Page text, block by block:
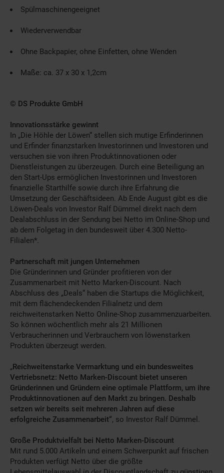
Spülmaschinengeeignet
Wiederverwendbar
Ohne Backpapier, ohne Einfetten, ohne Wenden
Maße: ca. 37 x 30 x 1,2cm
© DS Produkte GmbH
Innovationsstärke gewinnt
In „Die Höhle der Löwen“ stellen sich mutige Erfinderinnen
und Erfinder finanzstarken Investorinnen und Investoren und
versuchen sie von ihren Produktinnovationen oder
Dienstleistungen zu überzeugen. Durch eine Beteiligung an
den Start-Ups ermöglichen Investorinnen und Investoren
finanzielle Starthilfe sowie durch ihre Erfahrung die
Umsetzung der Geschäftsideen. Ab Ende August gibt es die
Löwen-Deals von Investor Ralf Dümmel direkt nach dem
Dealabschluss in der Sendung bei Netto im Online-Shop und
ab dem Folgetag in den bundesweit über 4.300 Netto-
Filialen*.
Partnerschaft mit jungen Unternehmen
Die Gründerinnen und Gründer profitieren von der
Zusammenarbeit mit Netto Marken-Discount. Nach
Abschluss des „Deals“ haben die Startups die Möglichkeit,
mit dem flächendeckenden Filialnetz und dem
reichweitenstarken Netto Online-Shop zusammenzuarbeiten.
So können wöchentlich mehr als 21 Millionen
Verbraucherinnen und Verbrauchern von löwenstarken
Produkten überzeugt werden.
„Reichweitenstarke Vermarktung und ein bundesweites
Vertriebsnetz: Netto Marken-Discount bietet unseren
Gründerinnen und Gründern eine optimale Plattform, um ihre
Produktinnovationen auf den Markt zu bringen. Deshalb
setzen wir bereits seit mehreren Jahren auf diese
erfolgreiche Zusammenarbeit“, so Investor Ralf Dümmel.
Große Produktvielfalt bei Netto Marken-Discount
Mit rund 5.000 Artikeln und einem Schwerpunkt auf frischen
Produkten verfügt Netto über die größte